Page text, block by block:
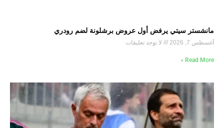
مانشستر سيتي يرفض أول عروض برشلونة لضم رودري
أغسطس 7, 2026 لا توجد تعليقات
Read More »